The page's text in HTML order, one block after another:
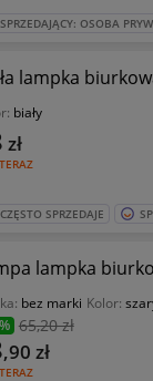
SPRZEDAJĄCY: OSOBA
lampka
biały
zł
CZĘSTO SPRZEDAJE
lampka
bez marki Kolor:
65,20 zł
,90 zł